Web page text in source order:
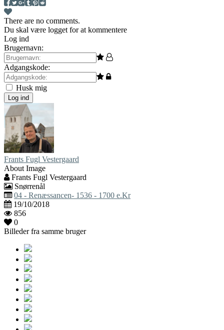
There are no comments.
Du skal være logget for at kommentere
Log ind
Brugernavn:
Adgangskode:
Husk mig
Log ind
Frants Fugl Vestergaard
About Image
Frants Fugl Vestergaard
Snørrenål
04 - Renæssancen- 1536 - 1700 e.Kr
19/10/2018
856
0
Billeder fra samme bruger